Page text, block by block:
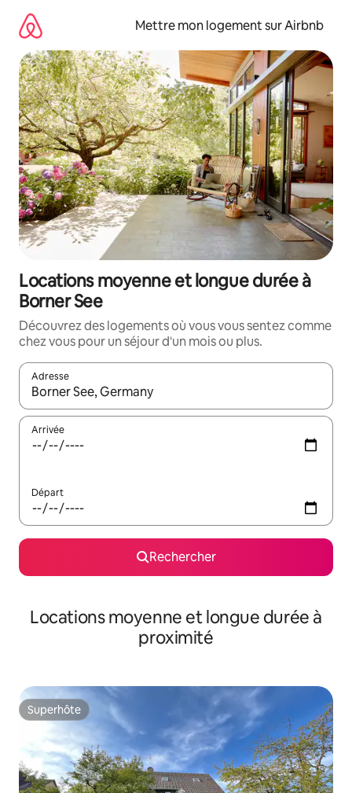
directement
contenu
Mettre mon logement sur Airbnb
Locations moyenne et longue durée à
Borner See
Découvrez des logements où vous vous sentez comme
chez vous pour un séjour d'un mois ou plus.
Adresse
Lorsque les résultats s'affichent, utilisez les flèches vers le
Arrivée
Départ
Rechercher
Locations moyenne et longue durée à
proximité
Superhôte
Superhôte